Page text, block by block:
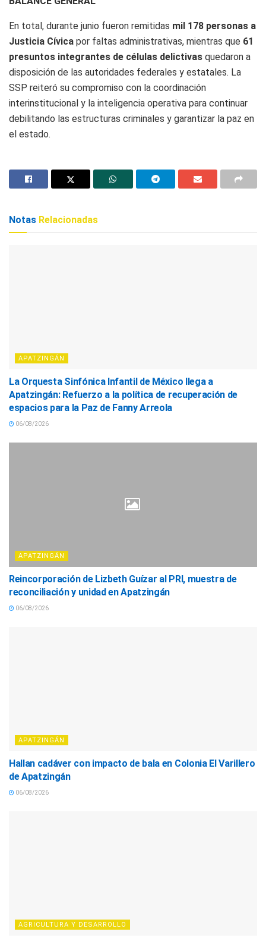
En total, durante junio fueron remitidas mil 178 personas a
Justicia Cívica por faltas administrativas, mientras que 61
presuntos integrantes de células delictivas quedaron a
disposición de las autoridades federales y estatales. La
SSP reiteró su compromiso con la coordinación
interinstitucional y la inteligencia operativa para continuar
debilitando las estructuras criminales y garantizar la paz en
el estado.
Notas Relacionadas
APATZINGÁN
La Orquesta Sinfónica Infantil de México llega a
Apatzingán: Refuerzo a la política de recuperación de
espacios para la Paz de Fanny Arreola
06/08/2026
APATZINGÁN
Reincorporación de Lizbeth Guízar al PRI, muestra de
reconciliación y unidad en Apatzingán
06/08/2026
APATZINGÁN
Hallan cadáver con impacto de bala en Colonia El Varillero
de Apatzingán
06/08/2026
AGRICULTURA Y DESARROLLO